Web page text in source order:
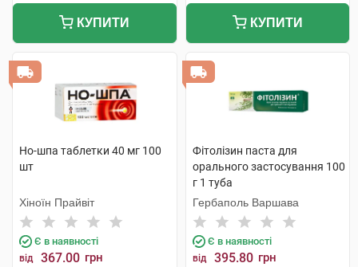
КУПИТИ КУПИТИ
Но-шпа таблетки 40 мг 100
шт
Хіноїн Прайвіт
Є в наявності
від 367.00 грн
Фітолізин паста для
орального застосування 100
г 1 туба
Гербаполь Варшава
Є в наявності
від 395.80 грн